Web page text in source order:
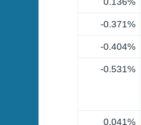
0.371%-
0.404%-
0.531%-
0.041%